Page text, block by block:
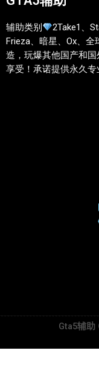
辅助类别
2Take1、
Frieza、暗星、Ox、
造，玩爆其他国产和
享受！承诺提供永久专
Gta5辅